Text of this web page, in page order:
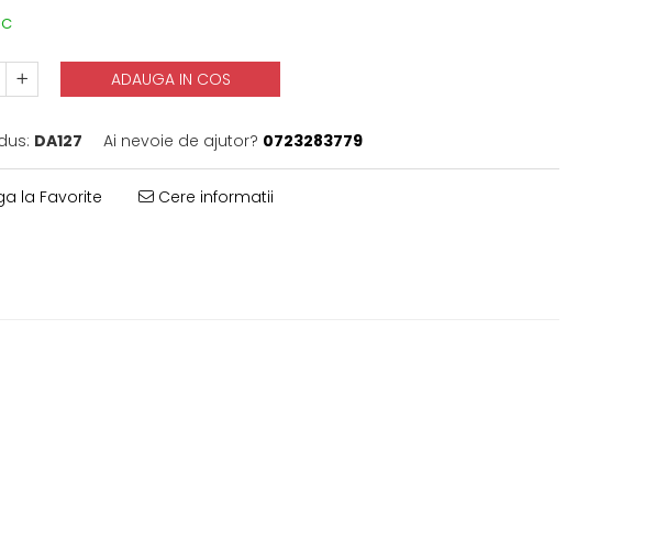
ADAUGA IN COS
DA127 Ai nevoie de ajutor? 0723283779
la Favorite Cere informatii